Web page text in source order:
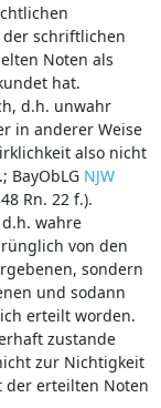
der schriftlichen
Noten als
hat.
d.h. unwahr
in anderer Weise
also nicht
BayObLG NJW
Rn. 22 f.).
wahre
von den
sondern
und sodann
erteilt worden.
zustande
zur Nichtigkeit
der erteilten Noten